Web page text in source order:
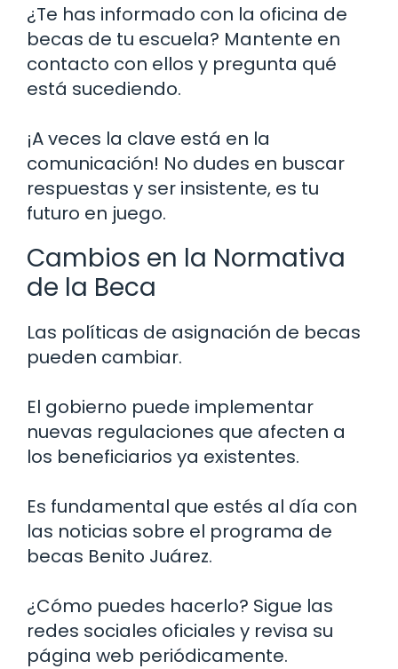
¿Te has informado con la oficina de
becas de tu escuela? Mantente en
contacto con ellos y pregunta qué
está sucediendo.
¡A veces la clave está en la
comunicación! No dudes en buscar
respuestas y ser insistente, es tu
futuro en juego.
Cambios en la Normativa
de la Beca
Las políticas de asignación de becas
pueden cambiar.
El gobierno puede implementar
nuevas regulaciones que afecten a
los beneficiarios ya existentes.
Es fundamental que estés al día con
las noticias sobre el programa de
becas Benito Juárez.
¿Cómo puedes hacerlo? Sigue las
redes sociales oficiales y revisa su
página web periódicamente.